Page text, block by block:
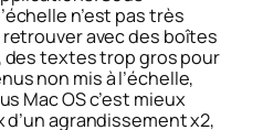
n’est pas très
avec des boîtes
textes trop gros pour
non mis à l’échelle,
Mac OS c’est mieux
d’un agrandissement x2,